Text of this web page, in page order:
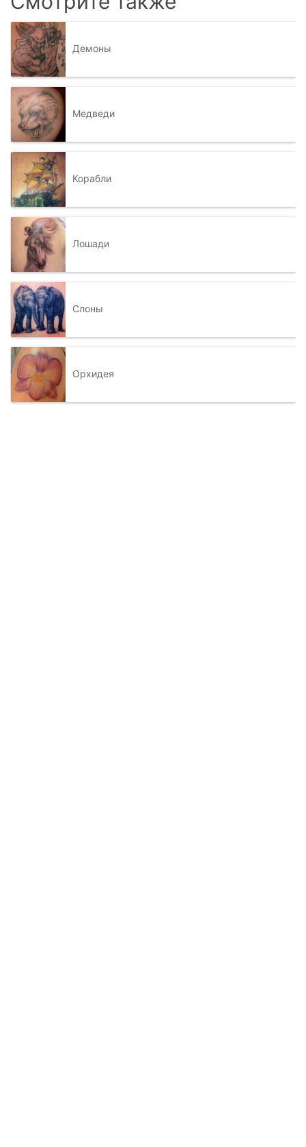
Демоны
Медведи
Корабли
Лошади
Слоны
Орхидея